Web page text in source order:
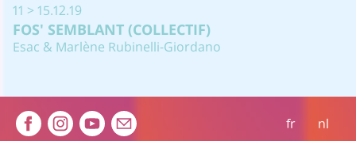
11 > 15.12.19
FOS' SEMBLANT (COLLECTIF)
Esac & Marlène Rubinelli-Giordano
Extra navigation fr nl